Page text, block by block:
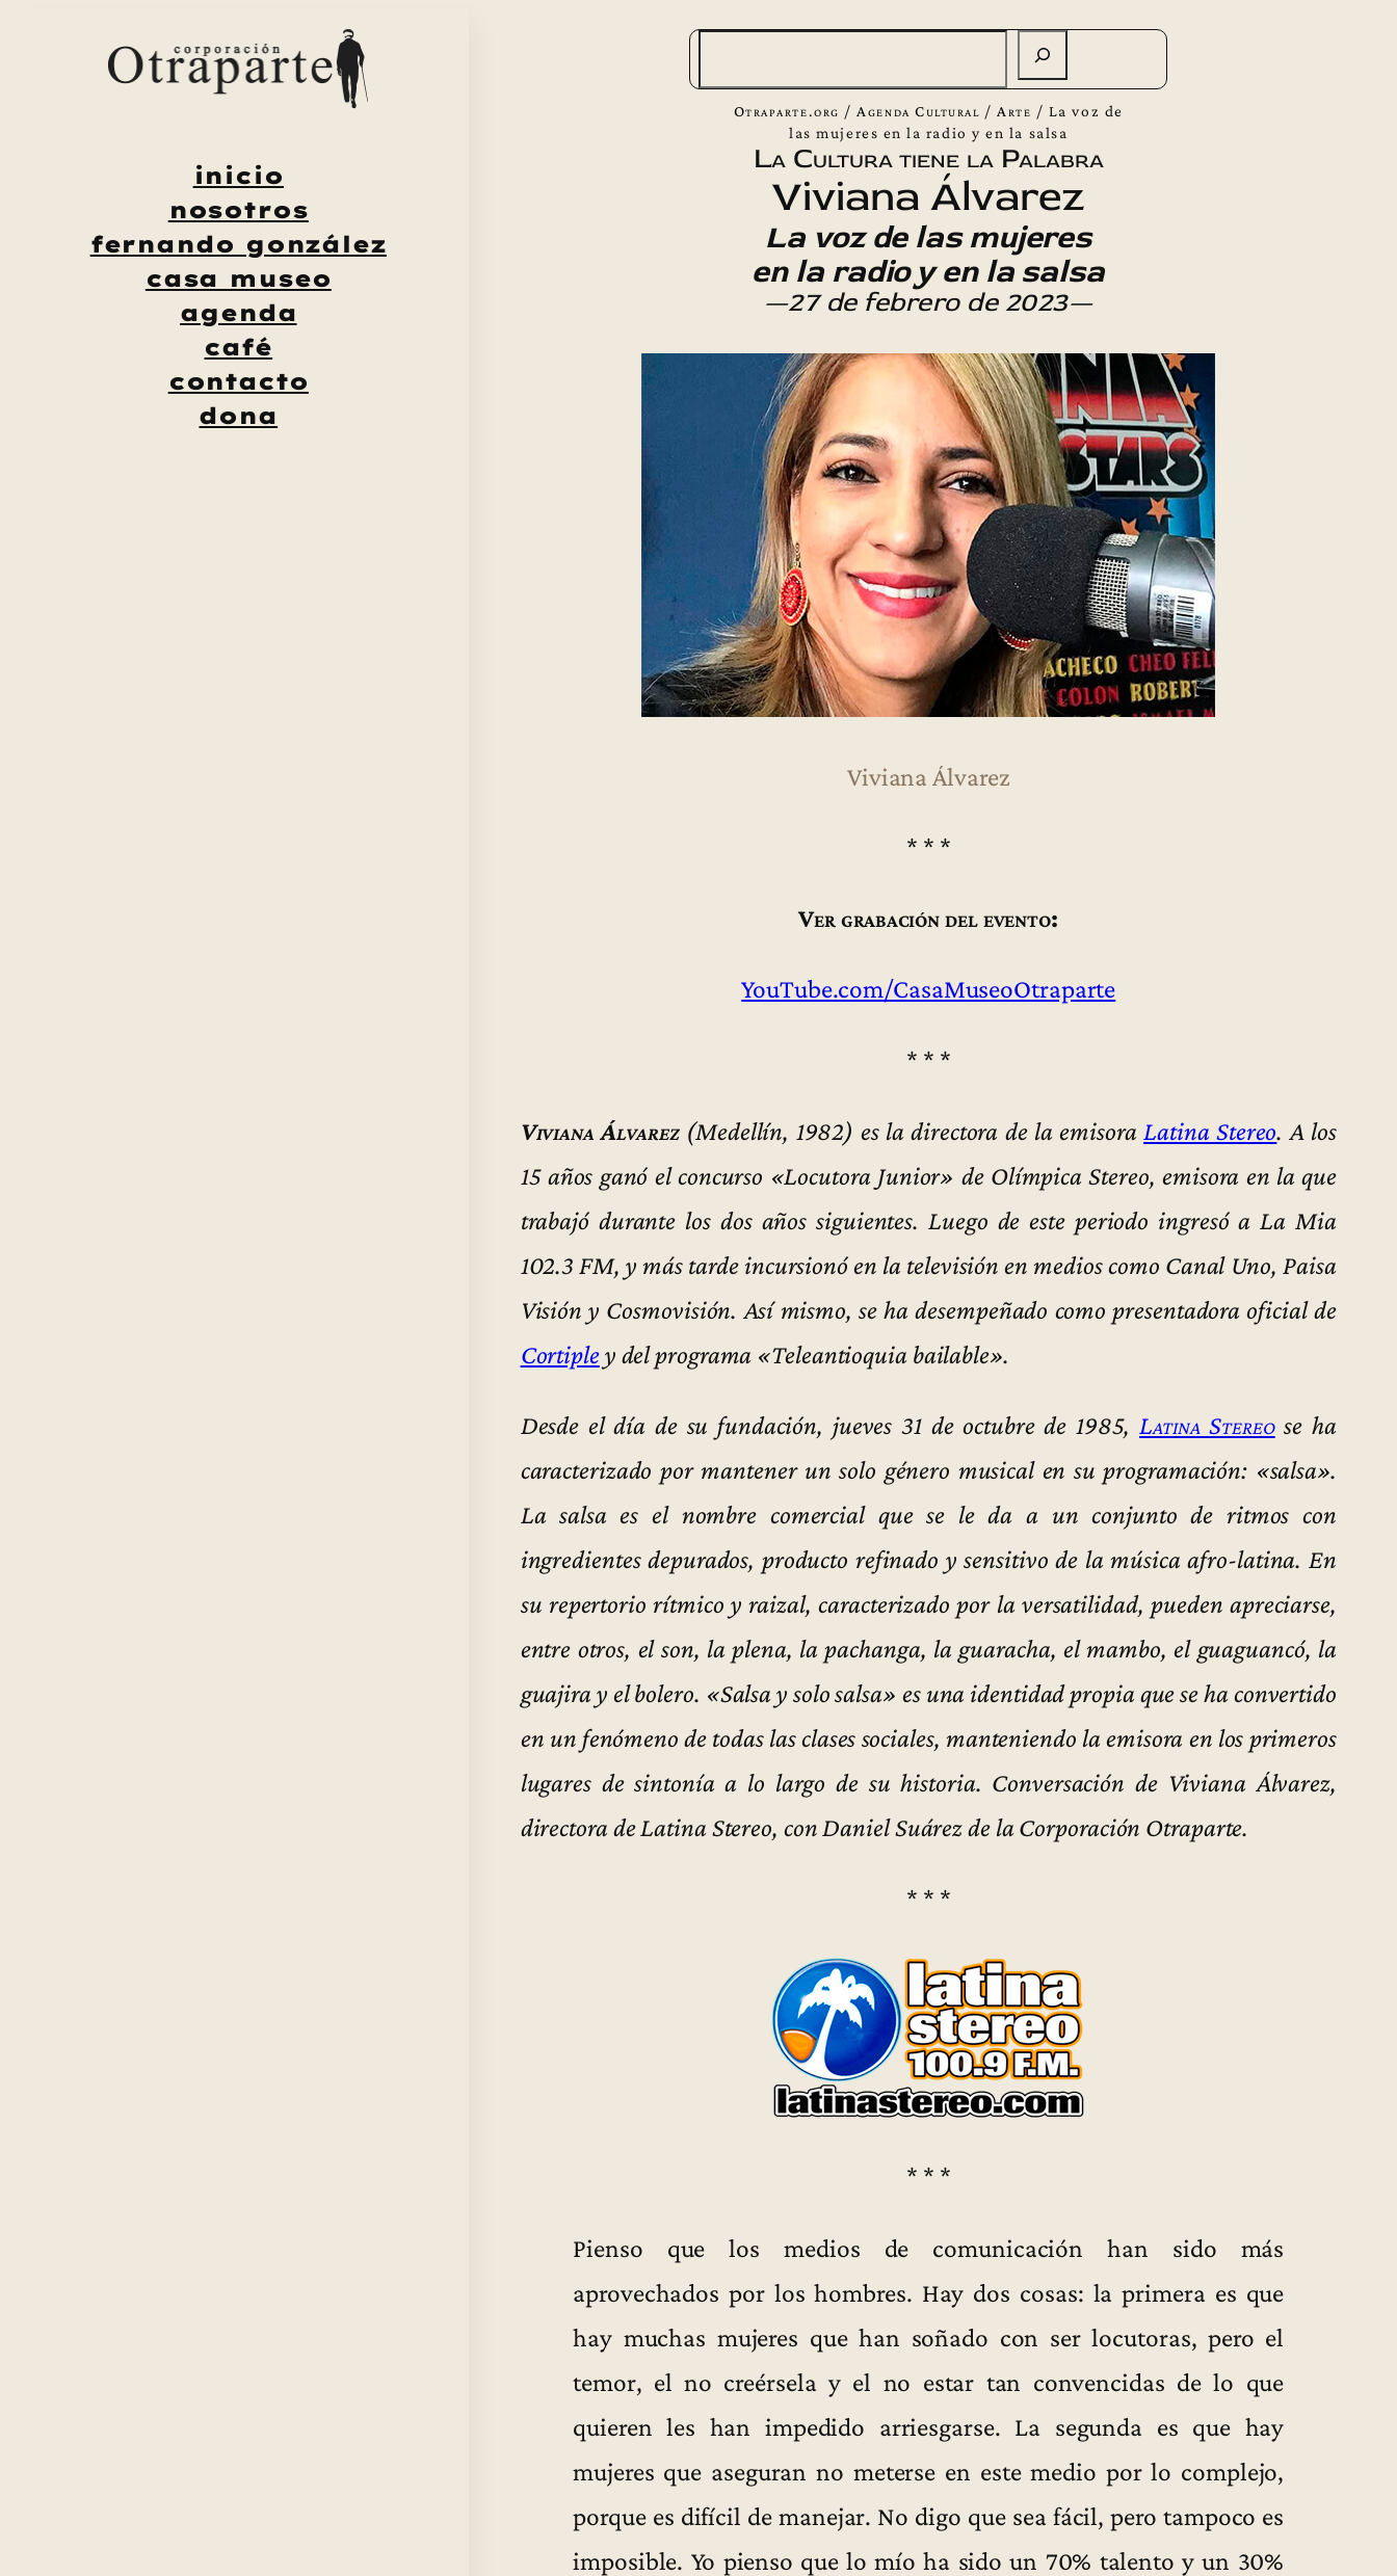
inicio
nosotros
fernando gonzález
casa museo
agenda
café
contacto
dona
Otraparte.org / Agenda Cultural / Arte / La voz de
las mujeres en la radio y en la salsa
La Cultura tiene la Palabra
Viviana Álvarez
La voz de las mujeres
en la radio y en la salsa
—27 de febrero de 2023—
Viviana Álvarez
* * *
Ver grabación del evento:
YouTube.com/CasaMuseoOtraparte
* * *
Viviana Álvarez(Medellín, 1982) es la directora de la emisora Latina Stereo. A los
15 años ganó el concurso «Locutora Junior» de Olímpica Stereo, emisora en la que
trabajó durante los dos años siguientes. Luego de este periodo ingresó a La Mia
102.3 FM, y más tarde incursionó en la televisión en medios como Canal Uno, Paisa
Visión y Cosmovisión. Así mismo, se ha desempeñado como presentadora oficial de
Cortipley del programa «Teleantioquia bailable».
Desde el día de su fundación, jueves 31 de octubre de 1985, Latina Stereose ha
caracterizado por mantener un solo género musical en su programación: «salsa».
La salsa es el nombre comercial que se le da a un conjunto de ritmos con
ingredientes depurados, producto refinado y sensitivo de la música afro-latina. En
su repertorio rítmico y raizal, caracterizado por la versatilidad, pueden apreciarse,
entre otros, el son, la plena, la pachanga, la guaracha, el mambo, el guaguancó, la
guajira y el bolero. «Salsa y solo salsa» es una identidad propia que se ha convertido
en un fenómeno de todas las clases sociales, manteniendo la emisora en los primeros
lugares de sintonía a lo largo de su historia. Conversación de Viviana Álvarez,
directora de Latina Stereo, con Daniel Suárez de la Corporación Otraparte.
* * *
* * *
Pienso que los medios de comunicación han sido más
aprovechados por los hombres. Hay dos cosas: la primera es que
hay muchas mujeres que han soñado con ser locutoras, pero el
temor, el no creérsela y el no estar tan convencidas de lo que
quieren les han impedido arriesgarse. La segunda es que hay
mujeres que aseguran no meterse en este medio por lo complejo,
porque es difícil de manejar. No digo que sea fácil, pero tampoco es
imposible. Yo pienso que lo mío ha sido un 70% talento y un 30%